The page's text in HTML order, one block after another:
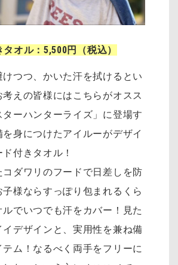
オル：5,500円（税込）
けつつ、かいた汗を拭けるとい
えの皆様にはこちらがオスス
ターハンターライズ」に登場す
を身につけたアイルーがデザイ
付きタオル！
ダワリのフードで日差しを防
様ならすっぽり包まれるくら
でいつでも汗をカバー！見た
イデザインと、実用性を兼ね備
テム！なるべく両手をフリーに